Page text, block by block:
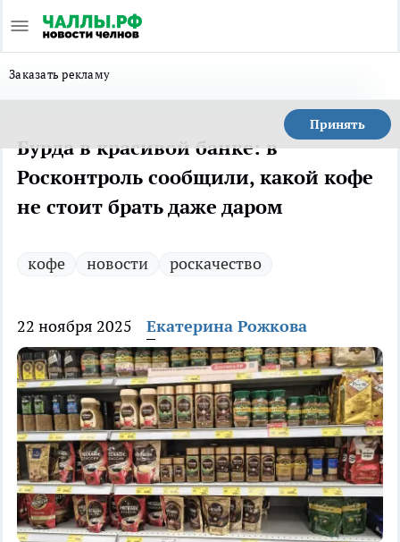
Заказать рекламу
Принять
Бурда в красивой банке: в
Росконтроль сообщили, какой кофе
не стоит брать даже даром
кофе новости роскачество
22 ноября 2025 Екатерина Рожкова